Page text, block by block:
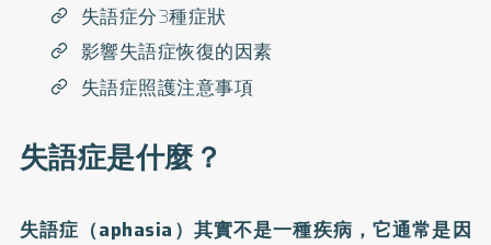
失語症分3種症狀
影響失語症恢復的因素
失語症照護注意事項
失語症是什麼？
失語症（aphasia）其實不是一種疾病，它通常是因